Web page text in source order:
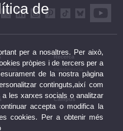
Recerca
Recerca, innovació i
Campus
Campus
de
per a nosaltres. Per això,
pròpies i de tercers per a
de la nostra pàgina
continguts,així com
a les xarxes socials o analitzar
accepta o modifica la
cookies. Per a obtenir més